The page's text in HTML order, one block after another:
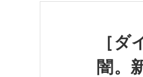
［
闇。